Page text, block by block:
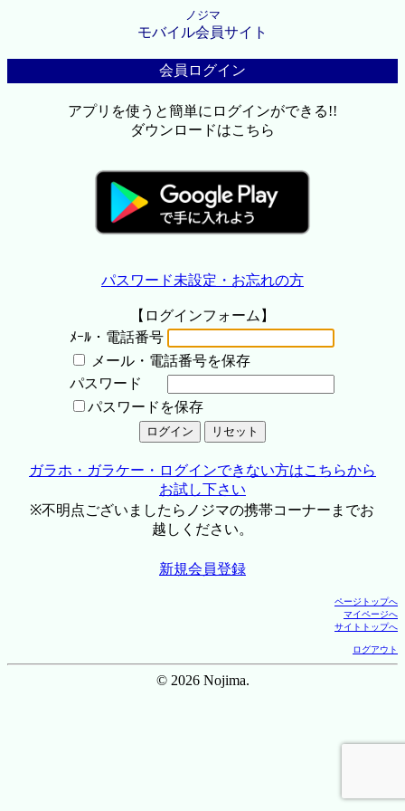
ノジマ
モバイル会員サイト
会員ログイン
アプリを使うと簡単にログインができる!!
ダウンロードはこちら
パスワード未設定・お忘れの方
【ログインフォーム】
ﾒｰﾙ・電話番号
メール・電話番号を保存
パスワード
パスワードを保存
ガラホ・ガラケー・ログインできない方はこちらから
お試し下さい
※不明点ございましたらノジマの携帯コーナーまでお
越しください。
新規会員登録
ページトップへ
マイページへ
サイトトップへ
ログアウト
© 2026 Nojima.